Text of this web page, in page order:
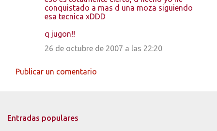
conquistado a mas d una moza siguiendo
esa tecnica xDDD
q jugon!!
26 de octubre de 2007 a las 22:20
Publicar un comentario
Entradas populares